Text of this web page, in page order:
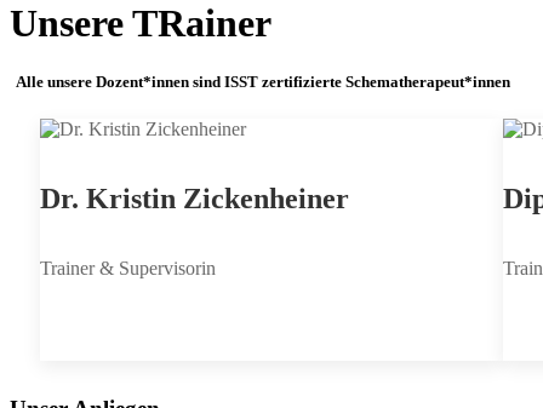
Unsere TRainer
Alle unsere Dozent*innen sind ISST zertifizierte Schematherapeut*innen
Dr. Kristin Zickenheiner
Trainer & Supervisorin